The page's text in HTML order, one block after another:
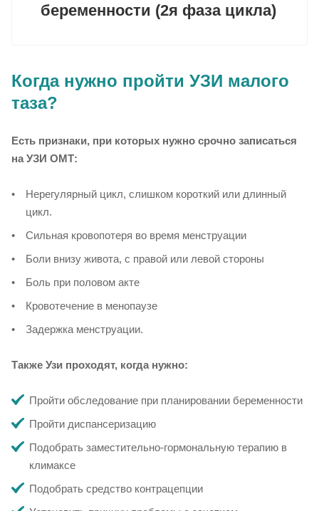
беременности (2я фаза цикла)
Когда нужно пройти УЗИ малого
таза?
Есть признаки, при которых нужно срочно записаться
на УЗИ ОМТ:
Нерегулярный цикл, слишком короткий или длинный
цикл.
Сильная кровопотеря во время менструации
Боли внизу живота, с правой или левой стороны
Боль при половом акте
Кровотечение в менопаузе
Задержка менструации.
Также Узи проходят, когда нужно:
Пройти обследование при планировании беременности
Пройти диспансеризацию
Подобрать заместительно-гормональную терапию в
климаксе
Подобрать средство контрацепции